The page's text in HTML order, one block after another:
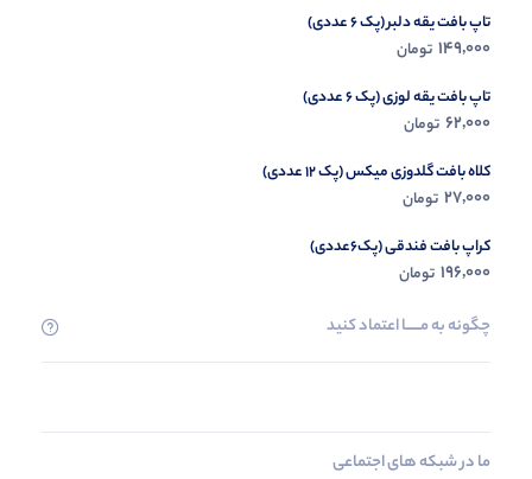
تاپ بافت یقه دلبر (پک 6 عددی)
149,000 تومان
تاپ بافت یقه لوزی (پک 6 عددی)
62,000 تومان
کلاه بافت گلدوزی میکس (پک 12 عددی)
27,000 تومان
کراپ بافت فندقی (پک6عددی)
196,000 تومان
چگونه به مــــــا اعتماد کنید
ما در شبکه های اجتماعی